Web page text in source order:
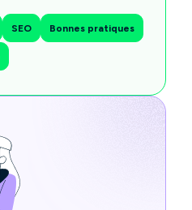
SEO Bonnes pratiques